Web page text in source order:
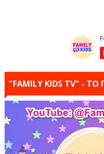
"FAMILY KIDS TV" - ΤΟ